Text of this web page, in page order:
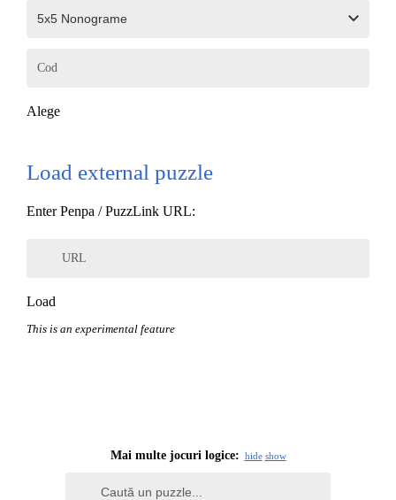
Cod
Alege
Load external puzzle
Enter Penpa / PuzzLink URL:
URL
Load
This is an experimental feature
Mai multe jocuri logice: hide show